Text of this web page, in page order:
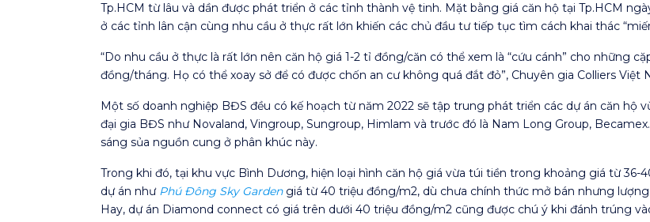
Tp.HCM từ lâu và dần được phát triển ở các tỉnh thành vệ tinh. Mặt bằng giá căn hộ tại Tp.HCM
ở các tỉnh lân cận cùng nhu cầu ở thực rất lớn khiến các chủ đầu tư tiếp tục tìm cách khai thác
“Do nhu cầu ở thực là rất lớn nên căn hộ giá 1-2 tỉ đồng/căn có thể xem là “cứu cánh” cho những
đồng/tháng. Họ có thể xoay sở để có được chốn an cư không quá đắt đỏ”, Chuyên gia Colliers Việt
Một số doanh nghiệp BĐS đều có kế hoạch từ năm 2022 sẽ tập trung phát triển các dự án căn hộ
đại gia BĐS như Novaland, Vingroup, Sungroup, Himlam và trước đó là Nam Long Group,
sáng sủa nguồn cung ở phân khúc này.
Trong khi đó, tại khu vực Bình Dương, hiện loại hình căn hộ giá vừa túi tiền trong khoảng giá từ
dự án như Phú Đông Sky Gardengiá từ 40 triệu đồng/m2, dù chưa chính thức mở bán nhưng
Hay, dự án Diamond connect có giá trên dưới 40 triệu đồng/m2 cũng được chú ý khi đánh trúng